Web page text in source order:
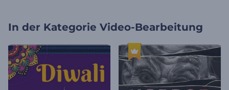
In der Kategorie Video-Bearbeitung